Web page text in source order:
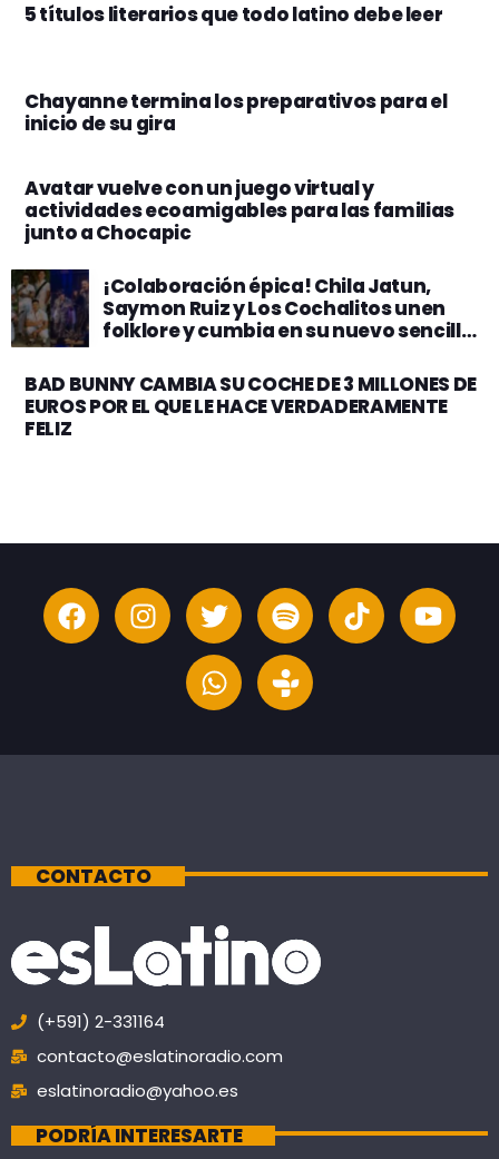
5 títulos literarios que todo latino debe leer
Chayanne termina los preparativos para el
inicio de su gira
Avatar vuelve con un juego virtual y
actividades ecoamigables para las familias
junto a Chocapic
¡Colaboración épica! Chila Jatun,
Saymon Ruiz y Los Cochalitos unen
folklore y cumbia en su nuevo sencillo
BAD BUNNY CAMBIA SU COCHE DE 3 MILLONES DE
EUROS POR EL QUE LE HACE VERDADERAMENTE
FELIZ
CONTACTO
(+591) 2-331164
contacto@eslatinoradio.com
eslatinoradio@yahoo.es
PODRÍA INTERESARTE